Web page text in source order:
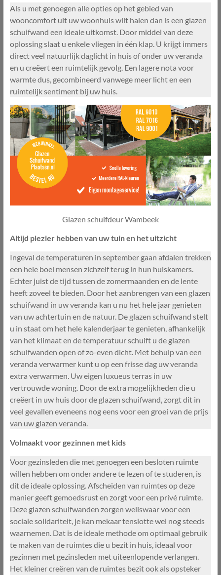
Als u met genoegen alle opties op het gebied van
wooncomfort uit uw woonhuis wilt halen dan is een glazen
schuifwand een ideale uitkomst. Door middel van deze
oplossing slaat u enkele vliegen in één klap. U krijgt immers
direct veel natuurlijk daglicht in huis of onder uw veranda
en u creëert een ruimtelijk gevolg. Een lagere nota voor
warmte dus, gecombineerd vanwege meer licht en een
ruimtelijk sentiment bij uw huis.
Glazen schuifdeur Wambeek
Altijd plezier hebben van uw tuin en het uitzicht
Ingeval de temperaturen in september gaan afdalen trekken
een hele boel mensen zichzelf terug in hun huiskamers.
Echter juist de tijd tussen de zomermaanden en de lente
heeft zoveel te bieden. Door het aanbrengen van een glazen
schuifwand in uw veranda kan u nu het hele jaar genieten
van uw achtertuin en de natuur. De glazen schuifwand stelt
u in staat om het hele kalenderjaar te genieten, afhankelijk
van het klimaat en de temperatuur schuift u de glazen
schuifwanden open of zo-even dicht. Met behulp van een
veranda verwarmer kunt u op een frisse dag uw veranda
extra verwarmen. Uw eigen luxueus terras in uw
vertrouwde woning. Door de extra mogelijkheden die u
creëert in uw huis door de glazen schuifwand, zorgt dit in
veel gevallen eveneens nog eens voor een groei van de prijs
van uw glazen veranda.
Volmaakt voor gezinnen met kids
Voor gezinsleden die met genoegen een besloten ruimte
willen hebben om onder andere te lezen of te studeren, is
dit de ideale oplossing. Afscheiden van ruimtes op deze
manier geeft gemoedsrust en zorgt voor een privé ruimte.
Deze glazen schuifwanden zorgen weliswaar voor een
sociale solidariteit, je kan mekaar tenslotte wel nog steeds
waarnemen. Dat is de ideale methode om optimaal gebruik
te maken van de ruimtes die u bezit in huis, ideaal voor
gezinnen met gezinsleden met uiteenlopende verlangen.
Het kleiner creëren van de ruimtes bezit ook als opsteker